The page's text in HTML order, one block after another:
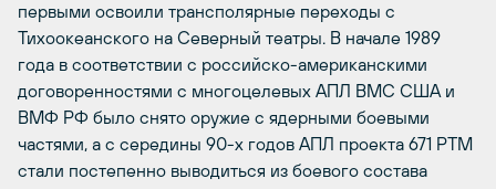
первыми освоили трансполярные переходы с
Тихоокеанского на Северный театры. В начале 1989
года в соответствии с российско-американскими
договоренностями с многоцелевых АПЛ ВМС США и
ВМФ РФ было снято оружие с ядерными боевыми
частями, а с середины 90-х годов АПЛ проекта 671 РТМ
стали постепенно выводиться из боевого состава